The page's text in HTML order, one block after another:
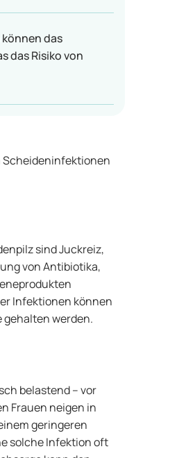
das
das Risiko von
Scheideninfektionen
sind Juckreiz,
von Antibiotika,
Infektionen können
werden.
belastend – vor
Frauen neigen in
geringeren
solche Infektion oft